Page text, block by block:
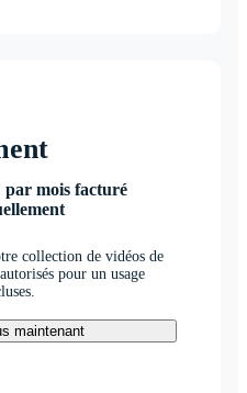
par mois facturé
collection de vidéos de
pour un usage
maintenant